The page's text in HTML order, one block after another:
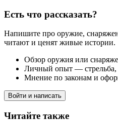
Есть что рассказать?
Напишите про оружие,
читают и ценят живые истории.
Обзор оружия или
Личный опыт — стрельба,
Мнение по законам и
Войти и написать
Читайте также